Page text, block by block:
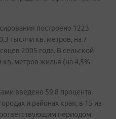
построено 1223
тысячи кв. метров, на 7
2005 года. В сельской
кв. метров жилья (на 4,5%
введено 59,8 процента.
и районах края, в 15 из
периодом